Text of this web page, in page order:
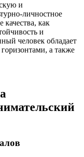
и
личностное
качества, как
и
человек обладает
а также